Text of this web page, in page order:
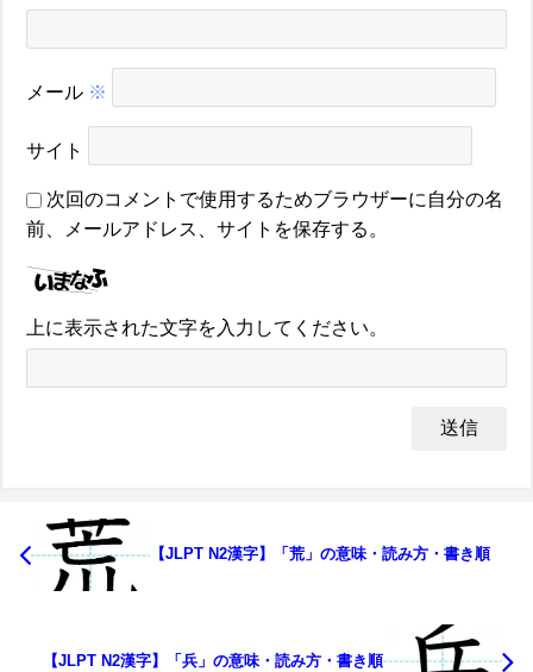
メール ※
サイト
次回のコメントで使用するためブラウザーに自分の名
前、メールアドレス、サイトを保存する。
上に表示された文字を入力してください。
【JLPT N2漢字】「荒」の意味・読み方・書き順
【JLPT N2漢字】「兵」の意味・読み方・書き順